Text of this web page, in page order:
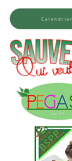
Calendrier